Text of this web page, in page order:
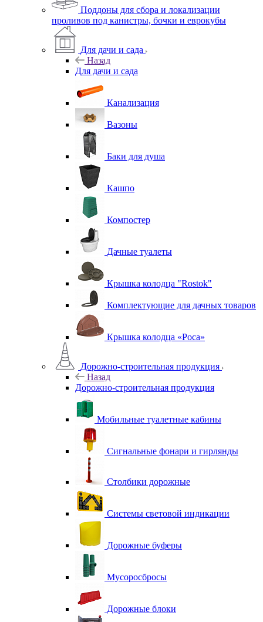
Поддоны для сбора и локализации
проливов под канистры, бочки и еврокубы
Для дачи и сада
Назад
Для дачи и сада
Канализация
Вазоны
Баки для душа
Кашпо
Компостер
Дачные туалеты
Крышка колодца "Rostok"
Комплектующие для дачных товаров
Крышка колодца «Роса»
Дорожно-строительная продукция
Назад
Дорожно-строительная продукция
Мобильные туалетные кабины
Сигнальные фонари и гирлянды
Столбики дорожные
Системы световой индикации
Дорожные буферы
Мусоросбросы
Дорожные блоки